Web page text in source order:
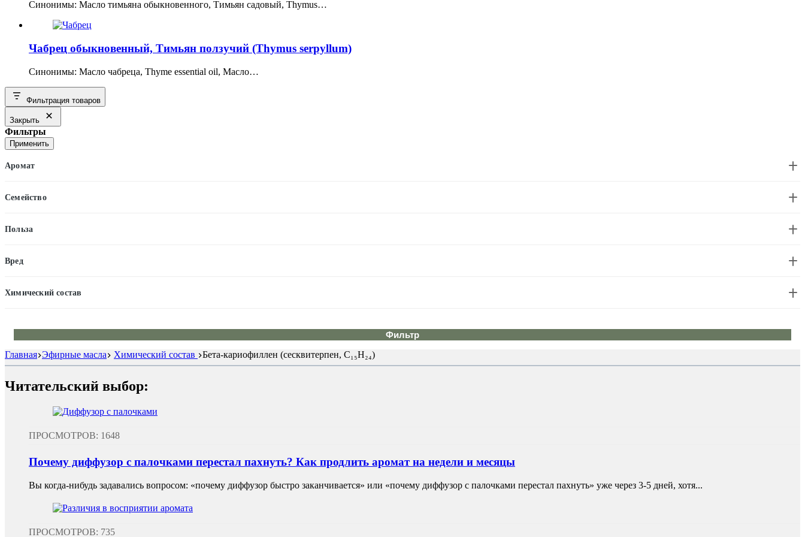
Синонимы: Масло тимьяна обыкновенного, Тимьян садовый, Thymus…
Чабрец обыкновенный, Тимьян ползучий (Thymus serpyllum)
Синонимы: Масло чабреца, Thyme essential oil, Масло…
Фильтрация товаров
Закрыть
Фильтры
Применить
Аромат
Семейство
Польза
Вред
Химический состав
Фильтр
Главная Эфирные масла Химический состав Бета-кариофиллен (сесквитерпен, C₁₅H₂₄)
Читательский выбор:
ПРОСМОТРОВ: 1648
Почему диффузор с палочками перестал пахнуть? Как продлить аромат на недели и месяцы
Вы когда-нибудь задавались вопросом: «почему диффузор быстро заканчивается» или «почему диффузор с палочками перестал пахнуть» уже через 3-5 дней, хотя...
ПРОСМОТРОВ: 735